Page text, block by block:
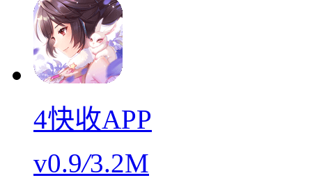
4快收APP
v0.9/3.2M